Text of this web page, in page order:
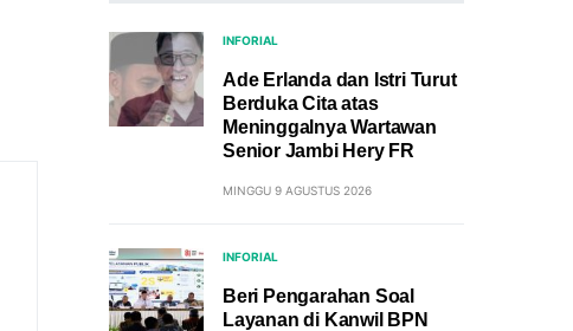
INFORIAL
Ade Erlanda dan Istri Turut
Berduka Cita atas
Meninggalnya Wartawan
Senior Jambi Hery FR
MINGGU 9 AGUSTUS 2026
INFORIAL
Beri Pengarahan Soal
Layanan di Kanwil BPN